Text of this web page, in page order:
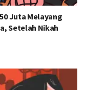
Juta Melayang
Setelah Nikah